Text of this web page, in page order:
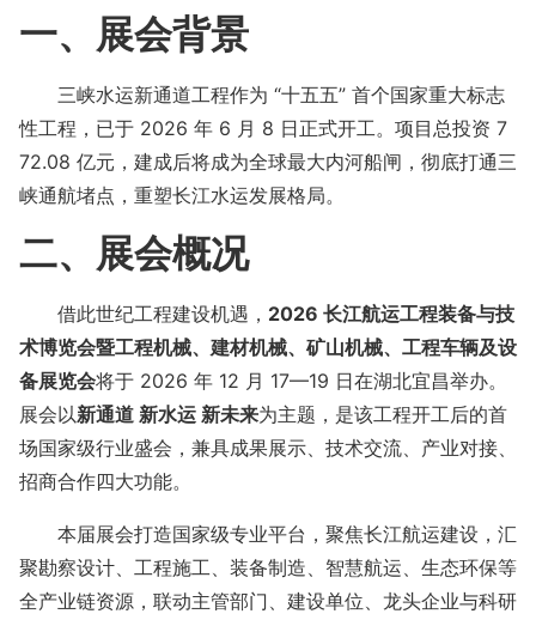
一、展会背景
三峡水运新通道工程作为 “十五五” 首个国家重大标志
性工程，已于 2026 年 6 月 8 日正式开工。项目总投资 7
72.08 亿元，建成后将成为全球最大内河船闸，彻底打通三
峡通航堵点，重塑长江水运发展格局。
二、展会概况
借此世纪工程建设机遇， 2026 长江航运工程装备与技
术博览会暨工程机械、建材机械、矿山机械、工程车辆及设
备展览会将于 2026 年 12 月 17—19 日在湖北宜昌举办。
展会以新通道 新水运 新未来为主题，是该工程开工后的首
场国家级行业盛会，兼具成果展示、技术交流、产业对接、
招商合作四大功能。
本届展会打造国家级专业平台，聚焦长江航运建设，汇
聚勘察设计、工程施工、装备制造、智慧航运、生态环保等
全产业链资源，联动主管部门、建设单位、龙头企业与科研